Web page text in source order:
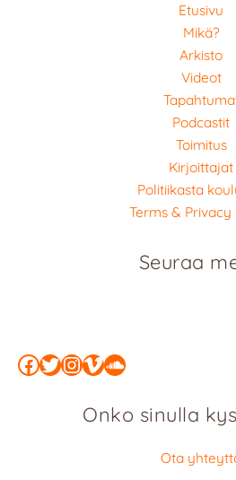
Etusivu
Mikä?
Arkisto
Videot
Podcastit
Toimitus
Kirjoittajat
Politiikasta
Terms & Privacy
Seuraa
Facebook
Twitter
Instagram
Vimeo
SoundCloud
Onko sinulla
Ota